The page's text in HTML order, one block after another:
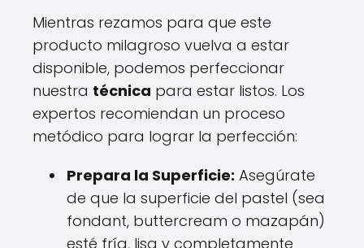
Mientras rezamos para que este
producto milagroso vuelva a estar
disponible, podemos perfeccionar
nuestra técnica para estar listos. Los
expertos recomiendan un proceso
metódico para lograr la perfección:
Prepara la Superficie: Asegúrate
de que la superficie del pastel (sea
fondant, buttercream o mazapán)
esté fría, lisa y completamente